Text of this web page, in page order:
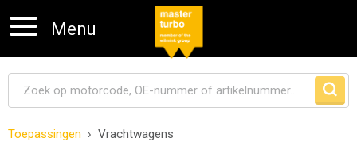
Menu
Toepassingen Vrachtwagens